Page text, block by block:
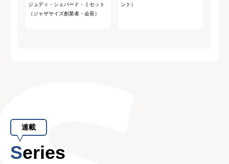
ジュディ・シェパード・ミセット
（ジャザサイズ創業者・会長）
ント）
連載
Series